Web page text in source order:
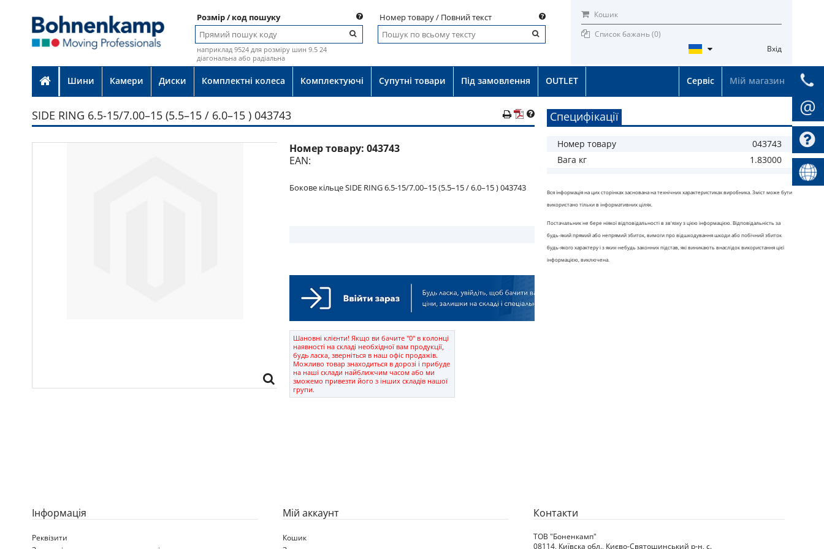
Номер товару / Повний текст
Розмір / код пошуку
наприклад 9524 для розміру шин 9.5 24
діагональна або радіальна
Кошик
Список бажань (0)
Вхід
Шини Камери Диски Комплектні колеса Комплектуючі Супутні товари Під замовлення OUTLET Мій магазин
Сервіс
SIDE RING 6.5-15/7.00–15 (5.5–15 / 6.0–15 ) 043743
Номер товару: 043743
EAN:
Бокове кільце SIDE RING 6.5-15/7.00–15 (5.5–15 / 6.0–15 ) 043743
Шановні клієнти! Якщо ви бачите "0" в колонці
наявності на складі необхідної вам продукції,
будь ласка, зверніться в наш офіс продажів.
Можливо товар знаходиться в дорозі і прибуде
на наші склади найближчим часом або ми
зможемо привезти його з інших складів нашої
групи.
Специфікації
Номер товару
043743
Вага кг
1.83000
Вся інформація на цих сторінках заснована на технічних характеристиках виробника. Зміст може бути
використано тільки в інформативних цілях.
Постачальник не бере ніякої відповідальності в зв'язку з цією інформацією. Відповідальність за
будь-який прямий або непрямий збиток, вимоги про відшкодування шкоди або побічний збиток
будь-якого характеру і з яких-небудь законних підстав, які виникають внаслідок використання цієї
інформацією, виключена.
Iнформація
Реквізити
Мій аккаунт
Кошик
Контакти
ТОВ "Боненкамп"
08114, Київска обл., Києво-Святошинський р-н, с.
@